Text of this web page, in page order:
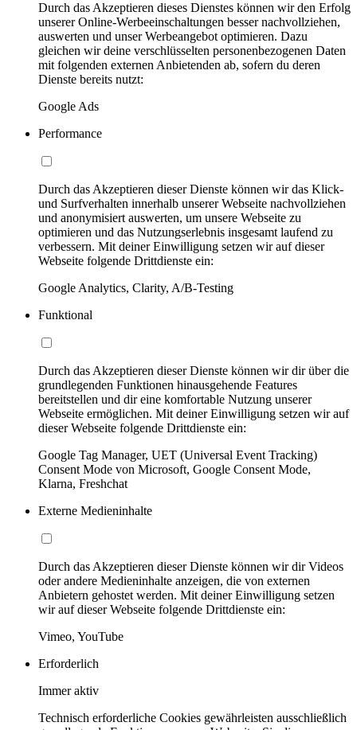
Durch das Akzeptieren dieses Dienstes können wir den Erfolg
unserer Online-Werbeeinschaltungen besser nachvollziehen,
auswerten und unser Werbeangebot optimieren. Dazu
gleichen wir deine verschlüsselten personenbezogenen Daten
mit folgenden externen Anbietenden ab, sofern du deren
Dienste bereits nutzt:
Google Ads
Performance
Durch das Akzeptieren dieser Dienste können wir das Klick-
und Surfverhalten innerhalb unserer Webseite nachvollziehen
und anonymisiert auswerten, um unsere Webseite zu
optimieren und das Nutzungserlebnis insgesamt laufend zu
verbessern. Mit deiner Einwilligung setzen wir auf dieser
Webseite folgende Drittdienste ein:
Google Analytics, Clarity, A/B-Testing
Funktional
Durch das Akzeptieren dieser Dienste können wir dir über die
grundlegenden Funktionen hinausgehende Features
bereitstellen und dir eine komfortable Nutzung unserer
Webseite ermöglichen. Mit deiner Einwilligung setzen wir auf
dieser Webseite folgende Drittdienste ein:
Google Tag Manager, UET (Universal Event Tracking)
Consent Mode von Microsoft, Google Consent Mode,
Klarna, Freshchat
Externe Medieninhalte
Durch das Akzeptieren dieser Dienste können wir dir Videos
oder andere Medieninhalte anzeigen, die von externen
Anbietern gehostet werden. Mit deiner Einwilligung setzen
wir auf dieser Webseite folgende Drittdienste ein:
Vimeo, YouTube
Erforderlich
Immer aktiv
Technisch erforderliche Cookies gewährleisten ausschließlich